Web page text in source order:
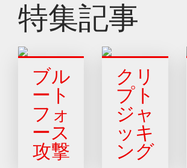
特集記事
ブル
ート
フォ
ース
攻撃
クリ
プト
ジャ
ッキ
ング